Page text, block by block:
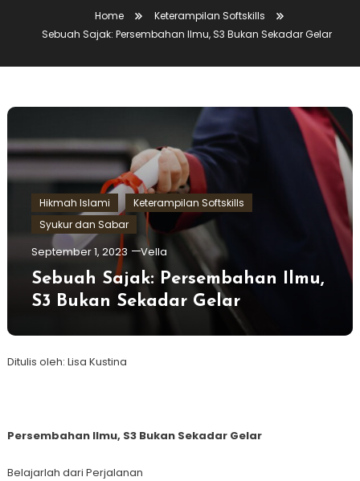
Home
Keterampilan Softskills
Sebuah Sajak: Persembahan Ilmu, S3 Bukan Sekadar Gelar
Hikmah Islami
Keterampilan Softskills
Syukur dan Sabar
September 1, 2023 Vella
Sebuah Sajak: Persembahan Ilmu,
S3 Bukan Sekadar Gelar
Ditulis oleh: Lisa Kustina
Persembahan Ilmu, S3 Bukan Sekadar Gelar
Belajarlah dari Perjalanan